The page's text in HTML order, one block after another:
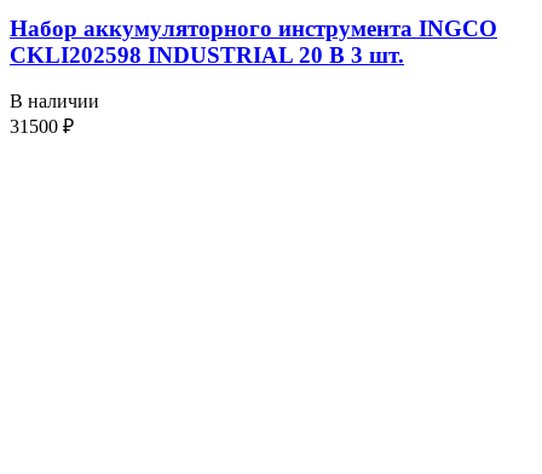
Набор аккумуляторного инструмента INGCO
CKLI202598 INDUSTRIAL 20 В 3 шт.
В наличии
31500 ₽